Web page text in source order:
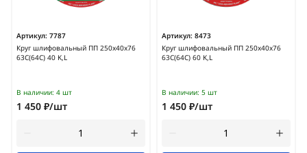
Артикул: 7787
Круг шлифовальный ПП 250х40х76
63С(64С) 40 K,L
В наличии: 4 шт
1 450 ₽/шт
Артикул: 8473
Круг шлифовальный ПП 250х40х76
63С(64С) 60 K,L
В наличии: 5 шт
1 450 ₽/шт